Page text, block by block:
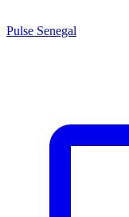
Pulse Senegal